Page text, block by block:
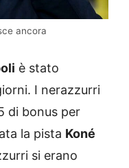
ancora
è stato
I nerazzurri
di bonus per
la pista Koné
si erano